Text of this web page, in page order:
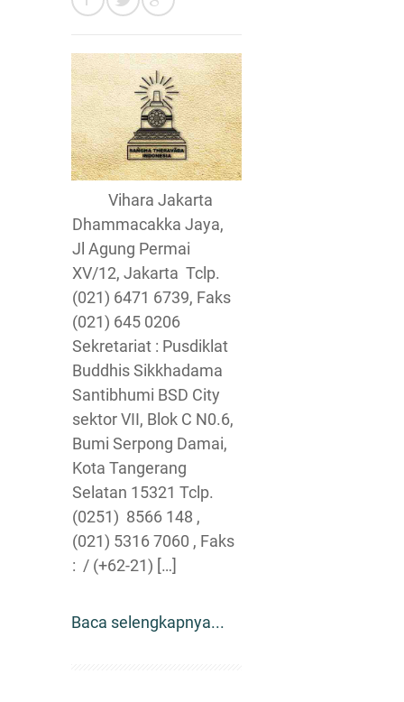
Vihara Jakarta
Dhammacakka Jaya,
Jl Agung Permai
XV/12, Jakarta Tclp.
(021) 6471 6739, Faks
(021) 645 0206
Sekretariat : Pusdiklat
Buddhis Sikkhadama
Santibhumi BSD City
sektor VII, Blok C N0.6,
Bumi Serpong Damai,
Kota Tangerang
Selatan 15321 Tclp.
(0251) 8566 148 ,
(021) 5316 7060 , Faks
: / (+62-21) […]
Baca selengkapnya...